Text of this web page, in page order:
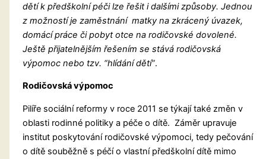
dětí k předškolní péči lze řešit i dalšími způsoby. Jednou
z možností je zaměstnání matky na zkrácený úvazek,
domácí práce či pobyt otce na rodičovské dovolené.
Ještě přijatelnějším řešením se stává rodičovská
výpomoc nebo tzv. “hlídání dětí”.
Rodičovská výpomoc
Pilíře sociální reformy v roce 2011 se týkají také změn v
oblasti rodinné politiky a péče o dítě. Záměr upravuje
institut poskytování rodičovské výpomoci, tedy pečování
o dítě souběžně s péčí o vlastní předškolní dítě mimo